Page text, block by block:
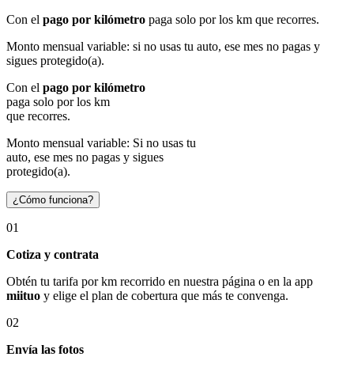
Con el pago por kilómetro paga solo por los km que recorres.
Monto mensual variable: si no usas tu auto, ese mes no pagas y
sigues protegido(a).
Con el pago por kilómetro
paga solo por los km
que recorres.
Monto mensual variable: Si no usas tu
auto, ese mes no pagas y sigues
protegido(a).
¿Cómo funciona?
01
Cotiza y contrata
Obtén tu tarifa por km recorrido en nuestra página o en la app
miituo y elige el plan de cobertura que más te convenga.
02
Envía las fotos